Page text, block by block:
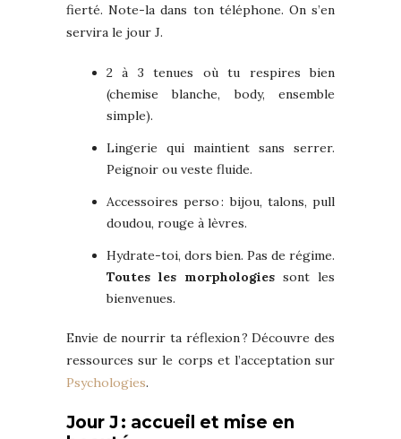
fierté. Note-la dans ton téléphone. On s’en
servira le jour J.
2 à 3 tenues où tu respires bien
(chemise blanche, body, ensemble
simple).
Lingerie qui maintient sans serrer.
Peignoir ou veste fluide.
Accessoires perso : bijou, talons, pull
doudou, rouge à lèvres.
Hydrate-toi, dors bien. Pas de régime.
Toutes les morphologies sont les
bienvenues.
Envie de nourrir ta réflexion ? Découvre des
ressources sur le corps et l’acceptation sur
Psychologies.
Jour J : accueil et mise en